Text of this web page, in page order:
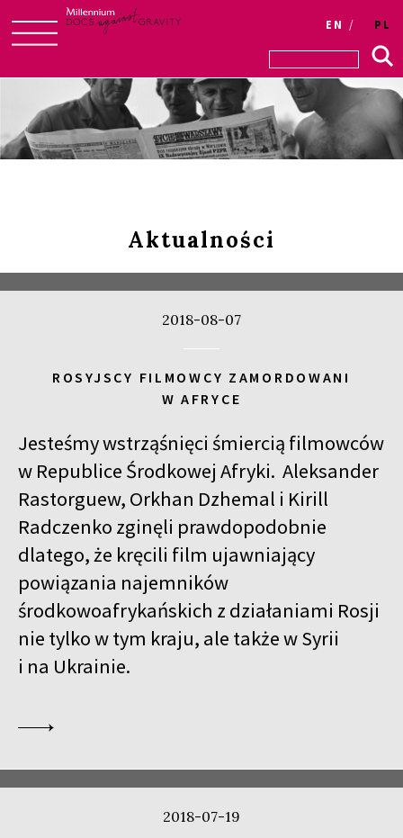
to
content
EN PL
Aktualności
2018-08-07
ROSYJSCY FILMOWCY ZAMORDOWANI
W AFRYCE
Jesteśmy wstrząśnięci śmiercią filmowców
w Republice Środkowej Afryki. Aleksander
Rastorguew, Orkhan Dzhemal i Kirill
Radczenko zginęli prawdopodobnie
dlatego, że kręcili film ujawniający
powiązania najemników
środkowoafrykańskich z działaniami Rosji
nie tylko w tym kraju, ale także w Syrii
i na Ukrainie.
2018-07-19